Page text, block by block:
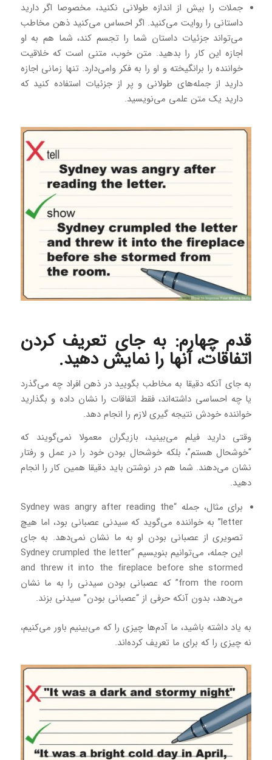
جملات را بیش از اندازه طولانی نکنید، مخصوصا اگر دارید
داستانی را روایت می‌کنید. اگر احساس می‌کنید ذهن مخاطب
می‌تواند جزئیات داستان شما را تجسم کند، شما هم به او
اجازه این کار را بدهید. متن خوب، متنی است که خلاقیت
خواننده را برانگیخته و او را به فکر وامی‌دارد. تنها زمانی اجازه
دارید از جمله‌های طولانی و پر از جزئیات استفاده کنید که
دارید یک متن علمی می‌نویسید.
قدم چهارم: به جای تعریف کردن
اتفاقات، آنها را نمایش دهید.
به جای آنکه دقیقا به مخاطب بگویید در ذهن افراد چه می‌گذرد
یا چه احساسی داشته‌اند، فقط اتفاقات را نشان داده و بگذارید
خواننده خودش نتیجه گیری لازم را انجام دهد.
وقتی دارید فیلم می‌بینید، بازیگران معمولا نمی‌گویند که
“خوشحال هستم”، بلکه خوشحال بودن خود را در عمل و رفتار
نشان می‌دهند. شما هم در نوشتن باید دقیقا همین کار را انجام
دهید.
برای مثال، جمله “Sydney was angry after reading the
letter” به خواننده می‌گوید که سیدنی عصبانی بود، اما هیچ
تصویری از عصبانی بودن او به ما نشان نمی‌‌دهد. به جای
این جمله، می‌توانیم بنویسیم “Sydney crumpled the letter
and threw it into the fireplace before she stormed
from the room” که عصبانی بودن سیدنی را به ما نشان
می‌دهد، بدون آنکه حرفی از “عصبانی بودن” سیدنی بزند.
به یاد داشته باشید، ما آدم‌ها چیزی را که می‌بینیم باور می‌کنیم،
نه چیزی را که برای ما تعریف کرده‌‎اند.